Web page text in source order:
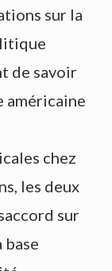
sur la
de savoir
américaine
chez
les deux
sur
base